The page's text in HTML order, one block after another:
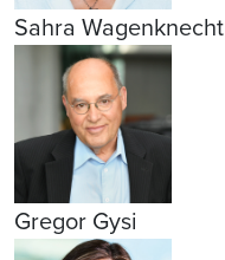
Sahra Wagenknecht
Gregor Gysi